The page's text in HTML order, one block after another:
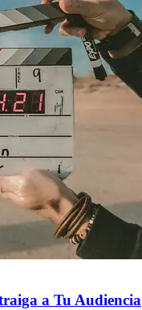
a Tu Audiencia